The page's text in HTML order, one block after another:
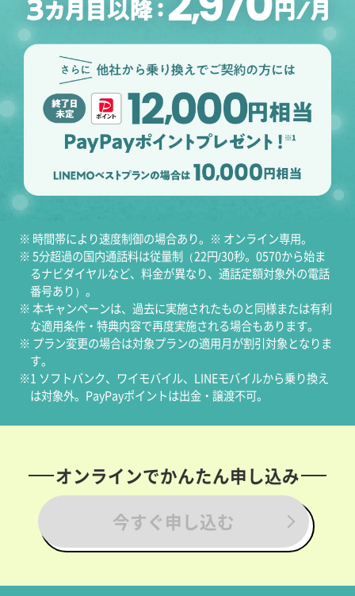
※ 時間帯により速度制御の場合あり。※ オンライン専用。
※ 5分超過の国内通話料は従量制（22円/30秒。0570から始ま
るナビダイヤルなど、料金が異なり、通話定額対象外の電話
番号あり）。
※ 本キャンペーンは、過去に実施されたものと同様または有利
な適用条件・特典内容で再度実施される場合もあります。
※ プラン変更の場合は対象プランの適用月が割引対象となりま
す。
※1 ソフトバンク、ワイモバイル、LINEモバイルから乗り換え
は対象外。PayPayポイントは出金・譲渡不可。
オンラインでかんたん申し込み
今すぐ申し込む